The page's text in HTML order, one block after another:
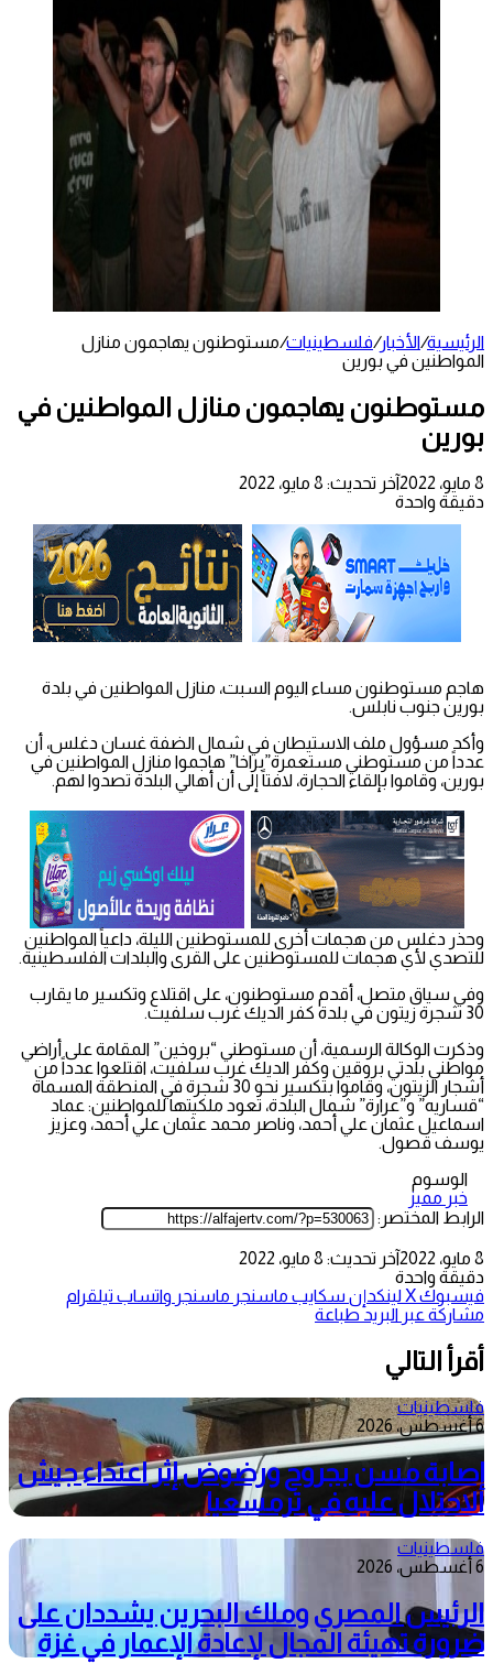
الرئيسية/الأخبار/فلسطينيات/مستوطنون يهاجمون منازل
المواطنين في بورين
مستوطنون يهاجمون منازل المواطنين في
بورين
8 مايو، 2022
آخر تحديث: 8 مايو، 2022
دقيقة واحدة
هاجم مستوطنون مساء اليوم السبت، منازل المواطنين في بلدة
بورين جنوب نابلس.
وأكد مسؤول ملف الاستيطان في شمال الضفة غسان دغلس، أن
عدداً من مستوطني مستعمرة”براخا” هاجموا منازل المواطنين في
بورين، وقاموا بإلقاء الحجارة، لافتاً إلى أن أهالي البلدة تصدوا لهم.
وحذر دغلس من هجمات أخرى للمستوطنين الليلة، داعياً المواطنين
للتصدي لأي هجمات للمستوطنين على القرى والبلدات الفلسطينية.
وفي سياق متصل، أقدم مستوطنون، على اقتلاع وتكسير ما يقارب
30 شجرة زيتون في بلدة كفر الديك غرب سلفيت.
وذكرت الوكالة الرسمية، أن مستوطني “بروخين” المقامة على أراضي
مواطني بلدتي بروقين وكفر الديك غرب سلفيت، اقتلعوا عدداً من
أشجار الزيتون، وقاموا بتكسير نحو 30 شجرة في المنطقة المسماة
“قساريه” و”عرارة” شمال البلدة، تعود ملكيتها للمواطنين: عماد
اسماعيل عثمان علي أحمد، وناصر محمد عثمان علي أحمد، وعزيز
يوسف قصول.
الوسوم
خبر مميز
الرابط المختصر:
8 مايو، 2022
آخر تحديث: 8 مايو، 2022
دقيقة واحدة
فيسبوك‫Xلينكدإن سكايب ماسنجر ماسنجر واتساب تيلقرام
مشاركة عبر البريد طباعة
أقرأ التالي
فلسطينيات
6 أغسطس، 2026
إصابة مسن بجروح ورضوض إثر اعتداء جيش
الاحتلال عليه في ترمسعيا
فلسطينيات
6 أغسطس، 2026
الرئيس المصري وملك البحرين يشددان على
ضرورة تهيئة المجال لإعادة الإعمار في غزة